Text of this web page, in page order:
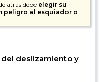
atrás debe elegir su
peligro al esquiador o
del deslizamiento y